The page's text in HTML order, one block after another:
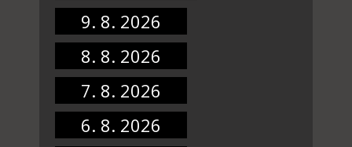
9. 8. 2026
8. 8. 2026
7. 8. 2026
6. 8. 2026